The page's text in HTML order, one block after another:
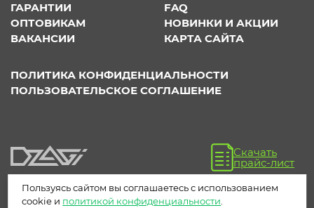
ГАРАНТИИ
FAQ
ОПТОВИКАМ
НОВИНКИ И АКЦИИ
ВАКАНСИИ
КАРТА САЙТА
ПОЛИТИКА КОНФИДЕНЦИАЛЬНОСТИ
ПОЛЬЗОВАТЕЛЬСКОЕ СОГЛАШЕНИЕ
Скачать
прайс-лист
Пользуясь сайтом вы соглашаетесь с использованием
cookie и политикой конфиденциальности